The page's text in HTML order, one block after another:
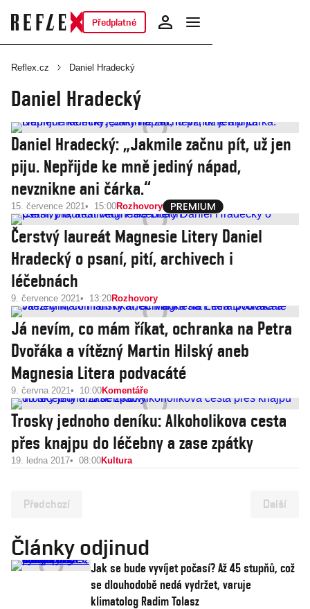
Předplatné
Reflex.cz Daniel Hradecký
Daniel Hradecký
Daniel Hradecký: „Jakmile začnu pít, už jen
piju. Nepřijde ke mně jediný nápad,
nevznikne ani čárka.“
15. července 2021 15:00Rozhovory
Čerstvý laureát Magnesie Litery Daniel
Hradecký o psaní, pití, archivech i
léčebnách
9. července 2021 13:20Rozhovory
Já nevím, co mám říkat, ochranka na Petra
Dvořáka a vítězný Martin Hilský aneb
Magnesia Litera podvacáté
9. června 2021 10:00Komentáře
Trosky jednoho deníku: Alkoholikova cesta
přes knajpu do léčebny a zase zpátky
19. ledna 2017 08:00Kultura
Předchozí Další
Články odjinud
Jak se bude vyvíjet počasí? Až 45 stupňů, což
se dlouhodobě nedá vydržet, varuje
klimatolog Radim Tolasz